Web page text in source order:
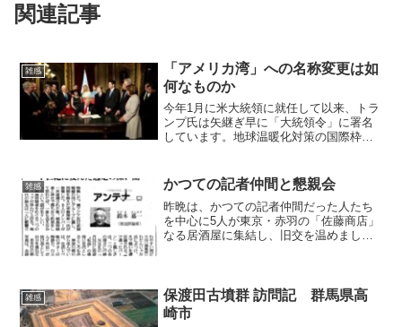
関連記事
雑感
「アメリカ湾」への名称変更は如
何なものか
今年1月に米大統領に就任して以来、トラ
ンプ氏は矢継ぎ早に「大統領令」に署名
しています。地球温暖化対策の国際枠組
アルミニウム輸入品に25％の高関税を掛
けること等々です。...
雑感 かつての記者仲間と懇親会
昨晩は、かつての記者仲間だった人たち
を中心に5人が東京・赤羽の「佐藤商店」
なる居酒屋に集結し、旧交を温めまし
抜かれた」というライバル...
雑感
保渡田古墳群 訪問記 群馬県高
崎市